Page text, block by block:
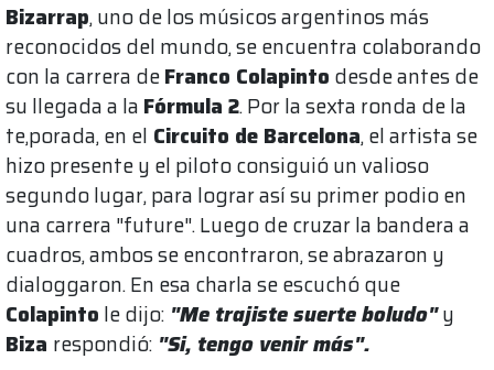
Bizarrap, uno de los músicos argentinos más
reconocidos del mundo, se encuentra colaborando
con la carrera deFranco Colapinto desde antes de
su llegada a la Fórmula 2. Por la sexta ronda de la
te,porada, en el Circuito de Barcelona, el artista se
hizo presente y el piloto consiguió un valioso
segundo lugar, para lograr así su primer podio en
una carrera "future". Luego de cruzar la bandera a
cuadros, ambos se encontraron, se abrazaron y
dialoggaron. En esa charla se escuchó que
Colapinto le dijo: "Me trajiste suerte boludo"y
Biza respondió: "Si, tengo venir más".